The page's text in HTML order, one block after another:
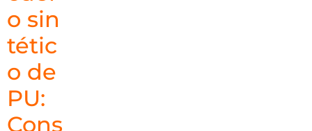
o sin
tétic
o de
PU:
Cons